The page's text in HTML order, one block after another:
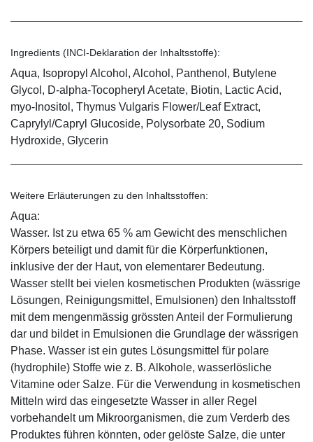
Ingredients (INCI-Deklaration der Inhaltsstoffe):
Aqua, Isopropyl Alcohol, Alcohol, Panthenol, Butylene
Glycol, D-alpha-Tocopheryl Acetate, Biotin, Lactic Acid,
myo-Inositol, Thymus Vulgaris Flower/Leaf Extract,
Caprylyl/Capryl Glucoside, Polysorbate 20, Sodium
Hydroxide, Glycerin
Weitere Erläuterungen zu den Inhaltsstoffen:
Aqua:
Wasser. Ist zu etwa 65 % am Gewicht des menschlichen
Körpers beteiligt und damit für die Körperfunktionen,
inklusive der der Haut, von elementarer Bedeutung.
Wasser stellt bei vielen kosmetischen Produkten (wässrige
Lösungen, Reinigungsmittel, Emulsionen) den Inhaltsstoff
mit dem mengenmässig grössten Anteil der Formulierung
dar und bildet in Emulsionen die Grundlage der wässrigen
Phase. Wasser ist ein gutes Lösungsmittel für polare
(hydrophile) Stoffe wie z. B. Alkohole, wasserlösliche
Vitamine oder Salze. Für die Verwendung in kosmetischen
Mitteln wird das eingesetzte Wasser in aller Regel
vorbehandelt um Mikroorganismen, die zum Verderb des
Produktes führen könnten, oder gelöste Salze, die unter